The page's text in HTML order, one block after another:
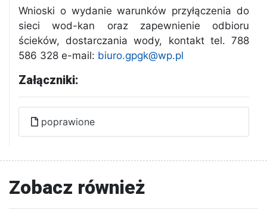
Wnioski o wydanie warunków przyłączenia do
sieci wod-kan oraz zapewnienie odbioru
ścieków, dostarczania wody, kontakt tel. 788
586 328 e-mail: biuro.gpgk@wp.pl
Załączniki:
poprawione
Zobacz również